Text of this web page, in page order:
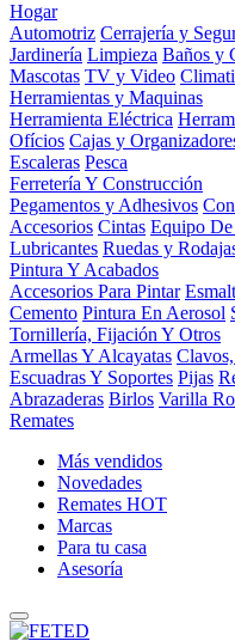
Hogar
Automotriz Cerrajería y
Jardinería Limpieza Baños y
Mascotas TV y Video
Herramientas y Maquinas
Herramienta Eléctrica
Ofícios Cajas y
Escaleras Pesca
Ferretería Y Construcción
Pegamentos y Adhesivos
Accesorios Cintas Equipo De
Lubricantes Ruedas y
Pintura Y Acabados
Accesorios Para Pintar
Cemento Pintura En Aerosol
Tornillería, Fijación Y Otros
Armellas Y Alcayatas
Escuadras Y Soportes Pijas
Abrazaderas Birlos Varilla
Remates
Más vendidos
Novedades
Remates HOT
Marcas
Para tu casa
Asesoría